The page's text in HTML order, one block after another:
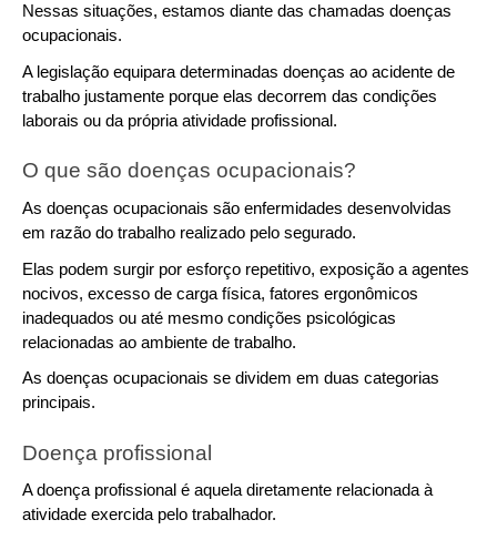
Nessas situações, estamos diante das chamadas doenças
ocupacionais.
A legislação equipara determinadas doenças ao acidente de
trabalho justamente porque elas decorrem das condições
laborais ou da própria atividade profissional.
O que são doenças ocupacionais?
As doenças ocupacionais são enfermidades desenvolvidas
em razão do trabalho realizado pelo segurado.
Elas podem surgir por esforço repetitivo, exposição a agentes
nocivos, excesso de carga física, fatores ergonômicos
inadequados ou até mesmo condições psicológicas
relacionadas ao ambiente de trabalho.
As doenças ocupacionais se dividem em duas categorias
principais.
Doença profissional
A doença profissional é aquela diretamente relacionada à
atividade exercida pelo trabalhador.